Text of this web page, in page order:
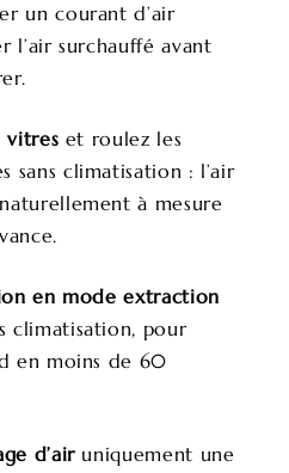
un courant d’air
l’air surchauffé avant
vitres et roulez les
sans climatisation : l’air
à mesure
en mode extraction
climatisation, pour
en moins de 60
d’airuniquement une